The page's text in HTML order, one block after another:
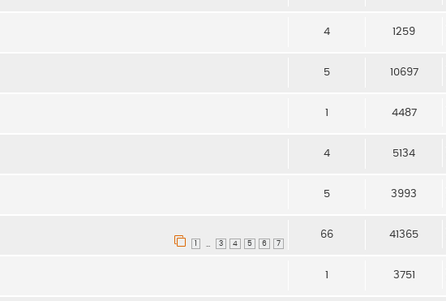
4 1259
5 10697
1 4487
4 5134
5 3993
… 3 4 5 6 7
66 41365
1 3751